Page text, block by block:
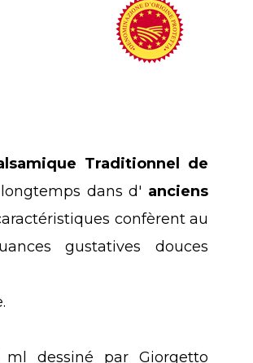
Traditionnel de
dans d' anciens
confèrent au
gustatives douces
dessiné par Giorgetto